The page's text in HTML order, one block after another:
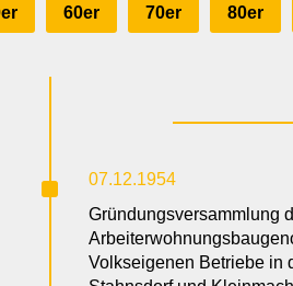
60er 70er 80er
^
07.12.1954
Gründungsversammlung
Volkseigenen Betriebe in